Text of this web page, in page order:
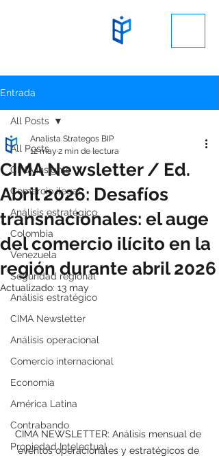
Entrada
All Posts
CIMA Insights
Comercio ilegal
Análisis estratégico
Colombia
Venezuela
Seguridad regional
Análisis estratégico
CIMA Newsletter
Análisis operacional
Comercio internacional
Economía
América Latina
Contrabando
Propiedad Intelectual
All Posts
CIMA Newsletter / Ed.
Abril 2026: Desafíos
transnacionales: el auge
del comercio ilícito en la
región durante abril 2026
Analista Strategos BIP
12 may 2 min de lectura
Actualizado: 13 may
CIMA NEWSLETTER: Análisis mensual de
eventos operacionales y estratégicos de